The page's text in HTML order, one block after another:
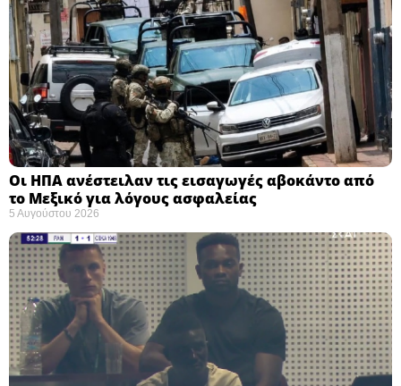
Οι ΗΠΑ ανέστειλαν τις εισαγωγές αβοκάντο από
το Μεξικό για λόγους ασφαλείας
5 Αυγούστου 2026